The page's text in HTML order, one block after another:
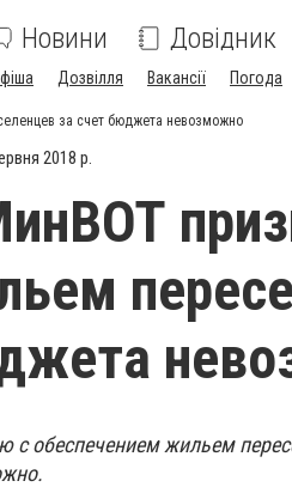
Новини Довідник
Дозвілля Вакансії Погода
за счет бюджета невозможно
2018 р.
с обеспечением жильем